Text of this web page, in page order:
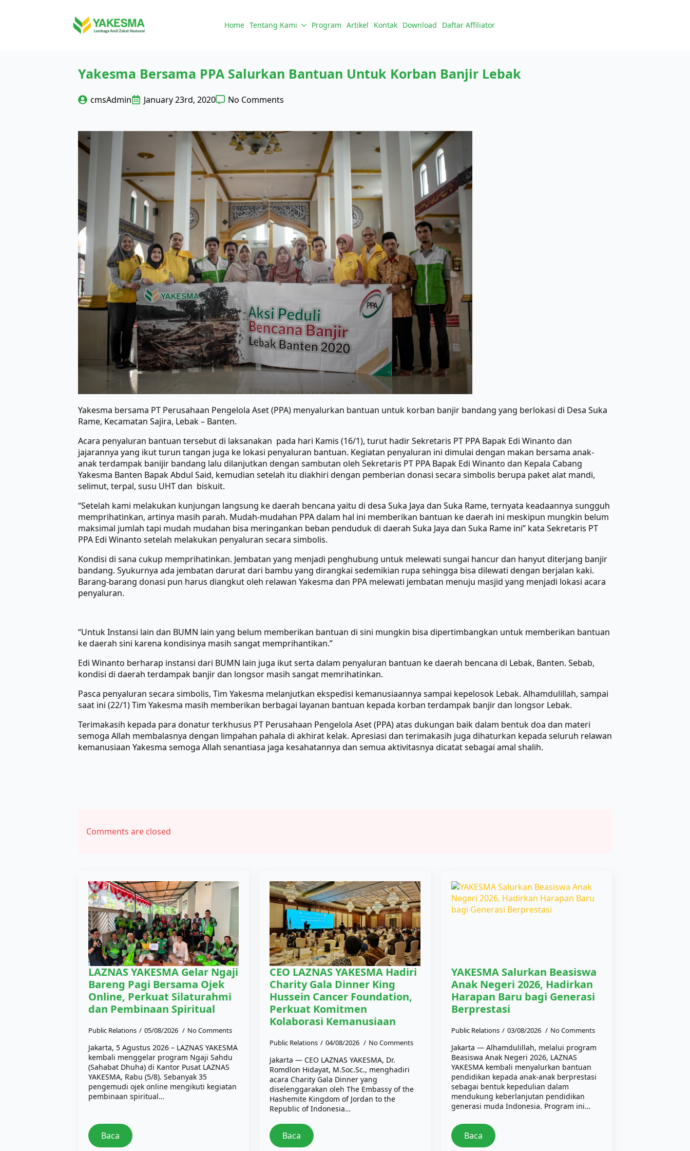
Home Tentang Kami Program Artikel Kontak Download Daftar Affiliator
Yakesma Bersama PPA Salurkan Bantuan Untuk Korban Banjir Lebak
cmsAdmin January 23rd, 2020 No Comments
Yakesma bersama PT Perusahaan Pengelola Aset (PPA) menyalurkan bantuan untuk korban banjir bandang yang berlokasi di Desa Suka
Rame, Kecamatan Sajira, Lebak – Banten.
Acara penyaluran bantuan tersebut di laksanakan pada hari Kamis (16/1), turut hadir Sekretaris PT PPA Bapak Edi Winanto dan
jajarannya yang ikut turun tangan juga ke lokasi penyaluran bantuan. Kegiatan penyaluran ini dimulai dengan makan bersama anak-
anak terdampak banijir bandang lalu dilanjutkan dengan sambutan oleh Sekretaris PT PPA Bapak Edi Winanto dan Kepala Cabang
Yakesma Banten Bapak Abdul Said, kemudian setelah itu diakhiri dengan pemberian donasi secara simbolis berupa paket alat mandi,
selimut, terpal, susu UHT dan biskuit.
“Setelah kami melakukan kunjungan langsung ke daerah bencana yaitu di desa Suka Jaya dan Suka Rame, ternyata keadaannya sungguh
memprihatinkan, artinya masih parah. Mudah-mudahan PPA dalam hal ini memberikan bantuan ke daerah ini meskipun mungkin belum
maksimal jumlah tapi mudah mudahan bisa meringankan beban penduduk di daerah Suka Jaya dan Suka Rame ini” kata Sekretaris PT
PPA Edi Winanto setelah melakukan penyaluran secara simbolis.
Kondisi di sana cukup memprihatinkan. Jembatan yang menjadi penghubung untuk melewati sungai hancur dan hanyut diterjang banjir
bandang. Syukurnya ada jembatan darurat dari bambu yang dirangkai sedemikian rupa sehingga bisa dilewati dengan berjalan kaki.
Barang-barang donasi pun harus diangkut oleh relawan Yakesma dan PPA melewati jembatan menuju masjid yang menjadi lokasi acara
penyaluran.
“Untuk Instansi lain dan BUMN lain yang belum memberikan bantuan di sini mungkin bisa dipertimbangkan untuk memberikan bantuan
ke daerah sini karena kondisinya masih sangat memprihantikan.”
Edi Winanto berharap instansi dari BUMN lain juga ikut serta dalam penyaluran bantuan ke daerah bencana di Lebak, Banten. Sebab,
kondisi di daerah terdampak banjir dan longsor masih sangat memrihatinkan.
Pasca penyaluran secara simbolis, Tim Yakesma melanjutkan ekspedisi kemanusiaannya sampai kepelosok Lebak. Alhamdulillah, sampai
saat ini (22/1) Tim Yakesma masih memberikan berbagai layanan bantuan kepada korban terdampak banjir dan longsor Lebak.
Terimakasih kepada para donatur terkhusus PT Perusahaan Pengelola Aset (PPA) atas dukungan baik dalam bentuk doa dan materi
semoga Allah membalasnya dengan limpahan pahala di akhirat kelak. Apresiasi dan terimakasih juga dihaturkan kepada seluruh relawan
kemanusiaan Yakesma semoga Allah senantiasa jaga kesahatannya dan semua aktivitasnya dicatat sebagai amal shalih.
Comments are closed
LAZNAS YAKESMA Gelar Ngaji
Bareng Pagi Bersama Ojek
Online, Perkuat Silaturahmi
dan Pembinaan Spiritual
Public Relations 05/08/2026 No Comments
Jakarta, 5 Agustus 2026 – LAZNAS YAKESMA
kembali menggelar program Ngaji Sahdu
(Sahabat Dhuha) di Kantor Pusat LAZNAS
YAKESMA, Rabu (5/8). Sebanyak 35
pengemudi ojek online mengikuti kegiatan
pembinaan spiritual…
Baca
CEO LAZNAS YAKESMA Hadiri
Charity Gala Dinner King
Hussein Cancer Foundation,
Perkuat Komitmen
Kolaborasi Kemanusiaan
Public Relations 04/08/2026 No Comments
Jakarta — CEO LAZNAS YAKESMA, Dr.
Romdlon Hidayat, M.Soc.Sc., menghadiri
acara Charity Gala Dinner yang
diselenggarakan oleh The Embassy of the
Hashemite Kingdom of Jordan to the
Republic of Indonesia…
Baca
YAKESMA Salurkan Beasiswa
Anak Negeri 2026, Hadirkan
Harapan Baru bagi Generasi
Berprestasi
Public Relations 03/08/2026 No Comments
Jakarta — Alhamdulillah, melalui program
Beasiswa Anak Negeri 2026, LAZNAS
YAKESMA kembali menyalurkan bantuan
pendidikan kepada anak-anak berprestasi
sebagai bentuk kepedulian dalam
mendukung keberlanjutan pendidikan
generasi muda Indonesia. Program ini…
Baca